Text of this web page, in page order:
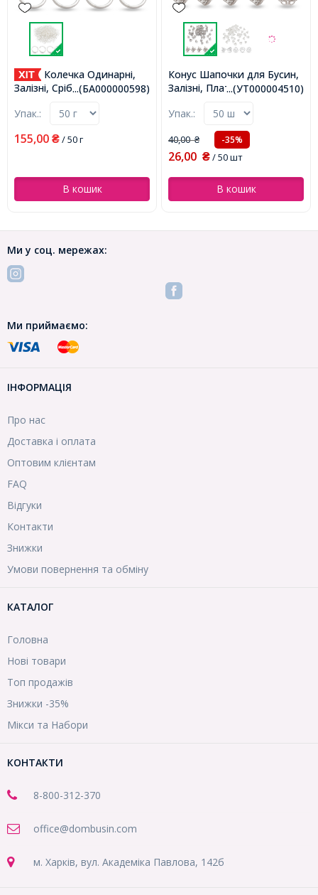
...(БА000000598)
Колечка Одинарні,
Залізні, Срібло, 6х0.7мм,
(БА000000598)
Упак.:
155,00 ₴/ 50 г
В кошик
...(УТ000004510)
Конус Шапочки для Бусин,
Залізні, Платина, 12х8мм,
Упак.:
40,00₴ -35%
26,00 ₴/ 50 шт
В кошик
Ми у соц. мережах:
Ми приймаємо:
ІНФОРМАЦІЯ
Про нас
Доставка і оплата
Оптовим клієнтам
FAQ
Відгуки
Контакти
Знижки
Умови повернення та обміну
КАТАЛОГ
Головна
Нові товари
Топ продажів
Знижки -35%
Мікси та Набори
КОНТАКТИ
8-800-312-370
office@dombusin.com
м. Харків, вул. Академіка Павлова, 142б